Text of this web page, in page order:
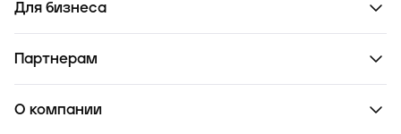
Для бизнеса
Партнерам
О компании